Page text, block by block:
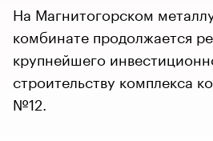
На Магнитогорском
комбинате продолжается
крупнейшего
строительству комплекса
№12.